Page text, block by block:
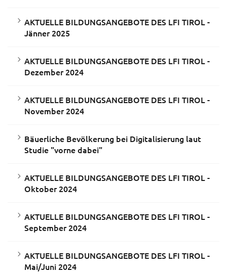
AKTUELLE BILDUNGSANGEBOTE DES LFI TIROL -
Jänner 2025
AKTUELLE BILDUNGSANGEBOTE DES LFI TIROL -
Dezember 2024
AKTUELLE BILDUNGSANGEBOTE DES LFI TIROL -
November 2024
Bäuerliche Bevölkerung bei Digitalisierung laut
Studie "vorne dabei"
AKTUELLE BILDUNGSANGEBOTE DES LFI TIROL -
Oktober 2024
AKTUELLE BILDUNGSANGEBOTE DES LFI TIROL -
September 2024
AKTUELLE BILDUNGSANGEBOTE DES LFI TIROL -
Mai/Juni 2024